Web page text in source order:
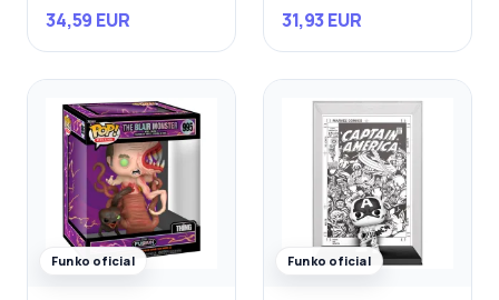
34,59 EUR 31,93 EUR
Funko oficial Funko oficial